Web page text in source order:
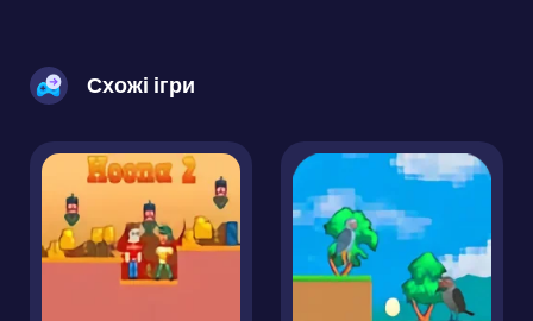
Схожі ігри